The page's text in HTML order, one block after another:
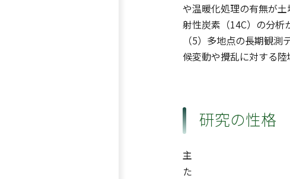
や温暖化処理の有無が
射性炭素（14C）の分析
（5）多地点の長期観
候変動や攪乱に対する
研究の性格
主
た